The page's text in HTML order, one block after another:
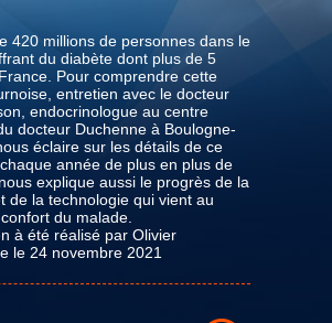
420 millions de personnes dans le
du diabète dont plus de 5
Pour comprendre cette
entretien avec le docteur
endocrinologue au centre
docteur Duchenne à Boulogne-
éclaire sur les détails de ce
année de plus en plus de
explique aussi le progrès de la
de la technologie qui vient au
du malade.
à été réalisé par Olivier
le 24 novembre 2021